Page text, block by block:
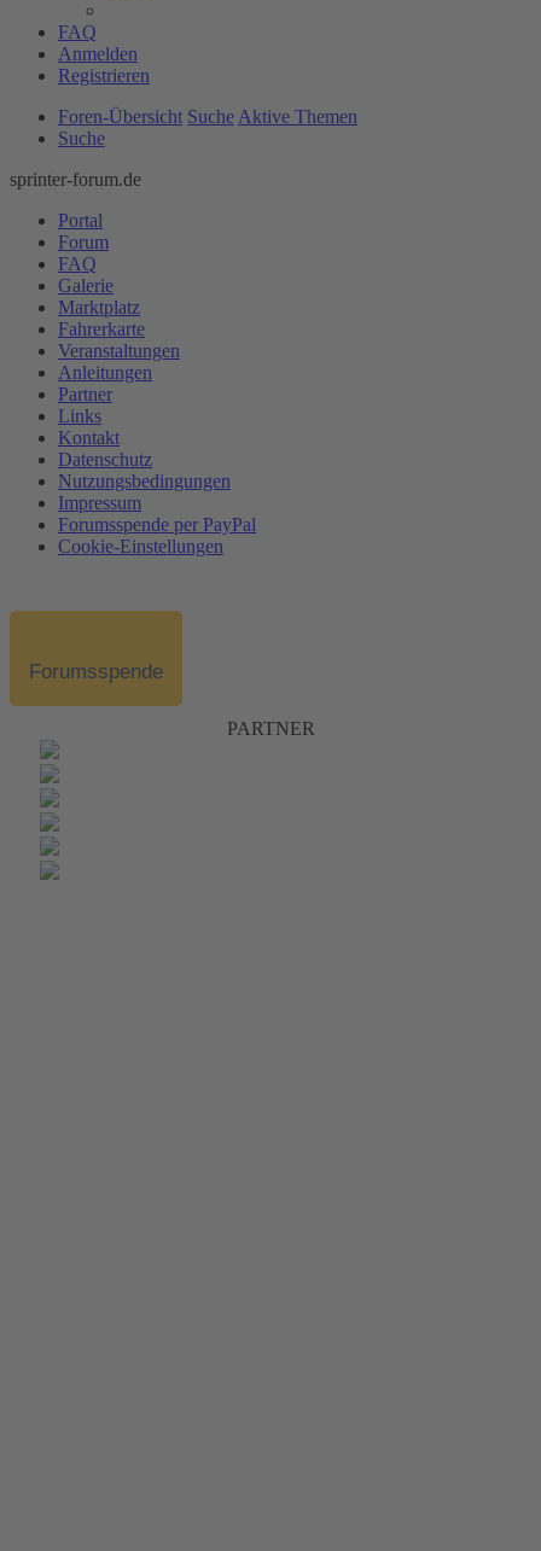
FAQ
Anmelden
Registrieren
Foren-Übersicht Suche Aktive Themen
Suche
sprinter-forum.de
Portal
Forum
FAQ
Galerie
Marktplatz
Fahrerkarte
Veranstaltungen
Anleitungen
Partner
Links
Kontakt
Datenschutz
Nutzungsbedingungen
Impressum
Forumsspende per PayPal
Cookie-Einstellungen
Forumsspende
PARTNER